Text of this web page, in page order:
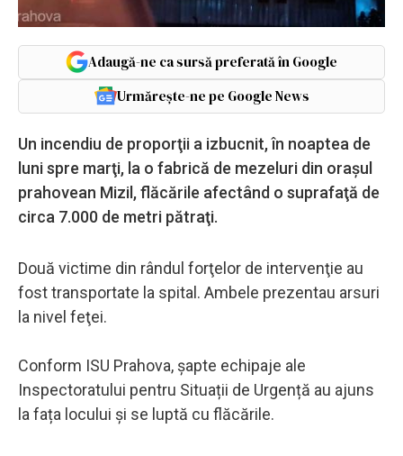
Adaugă-ne ca sursă preferată în Google
Urmărește-ne pe Google News
Un incendiu de proporţii a izbucnit, în noaptea de
luni spre marţi, la o fabrică de mezeluri din oraşul
prahovean Mizil, flăcările afectând o suprafaţă de
circa 7.000 de metri pătraţi.
Două victime din rândul forţelor de intervenţie au
fost transportate la spital. Ambele prezentau arsuri
la nivel feţei.
Conform ISU Prahova, șapte echipaje ale
Inspectoratului pentru Situații de Urgență au ajuns
la fața locului și se luptă cu flăcările.